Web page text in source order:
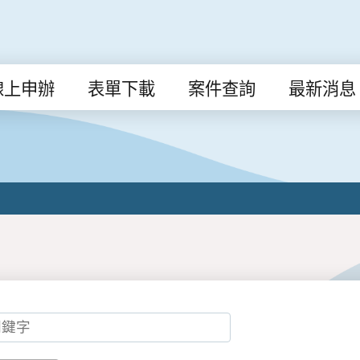
上申辦 表單下載 案件查詢 最新消息